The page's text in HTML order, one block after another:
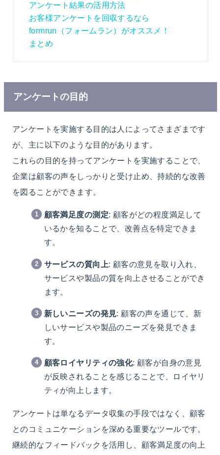
アンケート結果の活用方法
お客様アンケートを回収するなら
formrun（フォームラン）がオススメ！
まとめ
アンケートの目的
アンケートを実施する目的は人によってさまざまです
が、主に以下のような目的があります。
これらの目的を持ってアンケートを実施することで、
企業は顧客の声をしっかりと受け止め、持続的な改善
を図ることができます。
顧客満足度の測定: 顧客がどの程度満足して
いるかを知ることで、改善点を特定できま
す。
サービスの質向上: 顧客の意見を取り入れ、
サービスや製品の質を向上させることができ
ます。
新しいニーズの発見: 顧客の声を通じて、新
しいサービスや製品のニーズを発見できま
す。
顧客ロイヤリティの強化: 顧客が自身の意見
が反映されることを感じることで、ロイヤリ
ティが向上します。
アンケートは単なるデータ収集の手段ではなく、顧客
とのコミュニケーションを深める重要なツールです。
継続的なフィードバックを活用し、顧客満足度の向上